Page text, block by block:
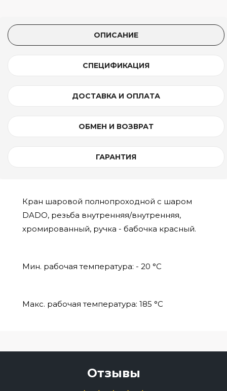
ОПИСАНИЕ
СПЕЦИФИКАЦИЯ
ДОСТАВКА И ОПЛАТА
ОБМЕН И ВОЗВРАТ
ГАРАНТИЯ
Кран шаровой полнопроходной с шаром
DADO, резьба внутренняя/внутренняя,
хромированный, ручка - бабочка красный.
Мин. рабочая температура: - 20 °C
Макс. рабочая температура: 185 °C
Отзывы